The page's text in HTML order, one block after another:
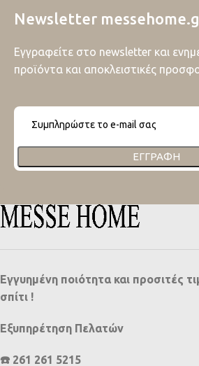
Newsletter
Εγγραφείτε στο newsletter και
προϊόντα και αποκλειστικές
ΕΓΓΡΑΦΉ
Εγγυημένη ποιότητα και προσιτές
σπίτι !
Εξυπηρέτηση Πελατών
☎️ 261 261 5215